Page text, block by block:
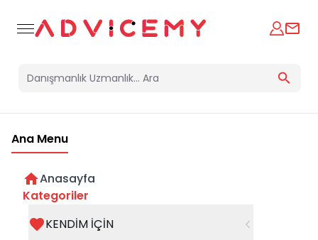
Ana Menu
Anasayfa
Kategoriler
KENDİM İÇİN